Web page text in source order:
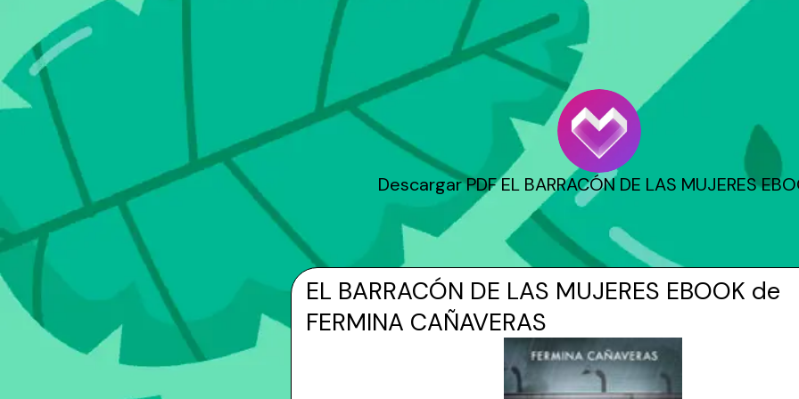
Descargar PDF EL BARRACÓN DE LAS MUJERES
EL BARRACÓN DE LAS MUJERES EBOOK de
FERMINA CAÑAVERAS